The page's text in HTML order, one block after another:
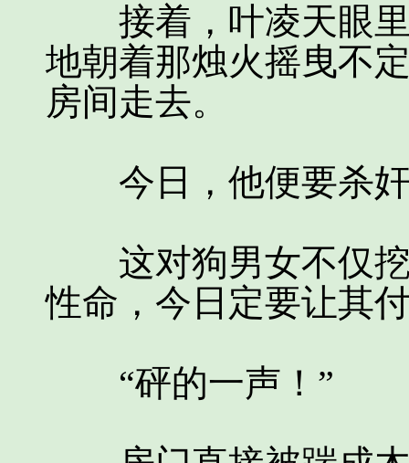
接着，叶凌天眼里
地朝着那烛火摇曳不
房间走去。
今日，他便要杀奸
这对狗男女不仅挖
性命，今日定要让其
“砰的一声！”